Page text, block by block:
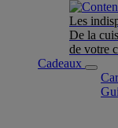
Les
De la
de votre
Cadeaux